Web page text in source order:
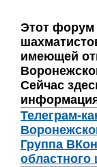
Этот форум
имеющей
Сейчас
Телеграм-
Группа
областного